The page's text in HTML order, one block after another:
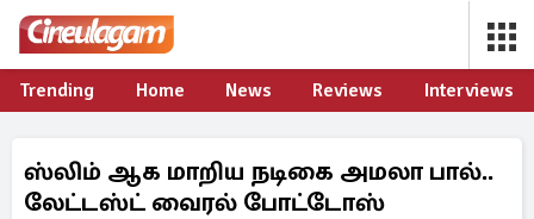
Trending Home News Reviews Interviews
ஸ்லிம் ஆக மாறிய நடிகை அமலா பால்..
லேட்டஸ்ட் வைரல் போட்டோஸ்